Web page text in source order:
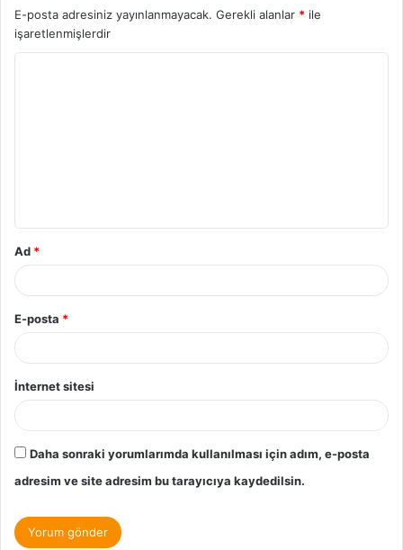
E-posta adresiniz yayınlanmayacak. Gerekli alanlar * ile
işaretlenmişlerdir
Ad *
E-posta *
İnternet sitesi
Daha sonraki yorumlarımda kullanılması için adım, e-posta
adresim ve site adresim bu tarayıcıya kaydedilsin.